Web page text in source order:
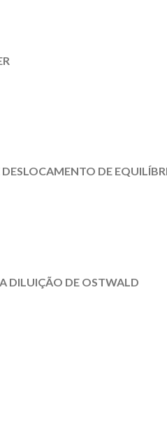
DE
DILUIÇÃO DE OSTWALD